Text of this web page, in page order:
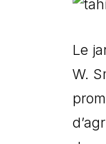
Le
W.